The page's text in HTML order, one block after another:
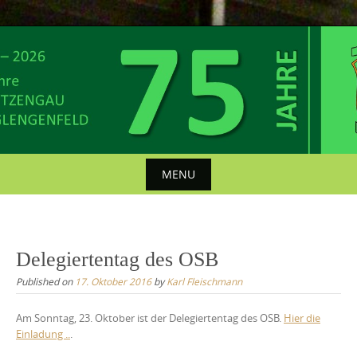
to
content
MENU
content
Delegiertentag des OSB
Published on 17. Oktober 2016byKarl Fleischmann
Am Sonntag, 23. Oktober ist der Delegiertentag des OSB. Hier die
Einladung ...